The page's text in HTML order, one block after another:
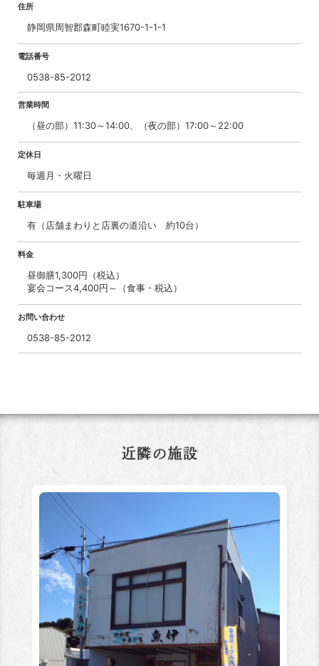
住所
静岡県周智郡森町睦実1670-1-1-1
電話番号
0538-85-2012
営業時間
（昼の部）11:30～14:00、（夜の部）17:00～22:00
定休日
毎週月・火曜日
駐車場
有（店舗まわりと店裏の道沿い 約10台）
料金
昼御膳1,300円（税込）
宴会コース4,400円～（食事・税込）
お問い合わせ
0538-85-2012